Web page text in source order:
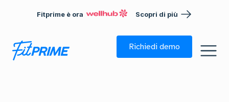
Fitprime è ora Scopri di più
Richiedi demo